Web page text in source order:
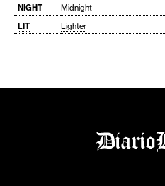
NIGHT
Midnight
LIT
Lighter